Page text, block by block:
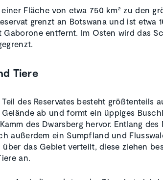
Fläche von etwa 750 km² zu den
grenzt an Botswana und ist etwa
Gaborone entfernt. Im Osten wird das
Tiere
des Reservates besteht größtenteils
ab und formt ein üppiges
des Dwarsberg hervor. Entlang des
außerdem ein Sumpfland und
über das Gebiet verteilt, diese ziehen
an.